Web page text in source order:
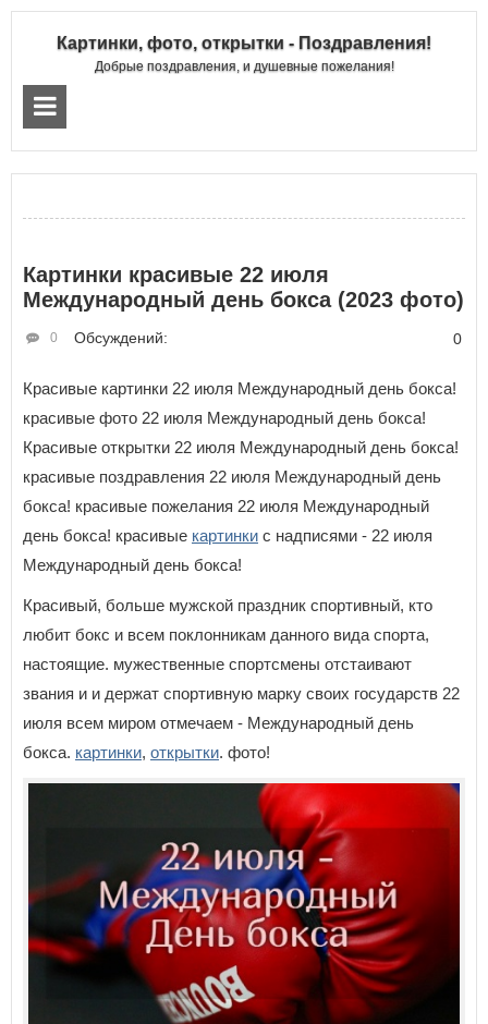
Картинки, фото, открытки - Поздравления!
Добрые поздравления, и душевные пожелания!
Картинки красивые 22 июля
Международный день бокса (2023 фото)
Обсуждений:
0 0
Красивые картинки 22 июля Международный день бокса!
красивые фото 22 июля Международный день бокса!
Красивые открытки 22 июля Международный день бокса!
красивые поздравления 22 июля Международный день
бокса! красивые пожелания 22 июля Международный
день бокса! красивые картинки с надписями - 22 июля
Международный день бокса!
Красивый, больше мужской праздник спортивный, кто
любит бокс и всем поклонникам данного вида спорта,
настоящие. мужественные спортсмены отстаивают
звания и и держат спортивную марку своих государств 22
июля всем миром отмечаем - Международный день
бокса. картинки, открытки. фото!